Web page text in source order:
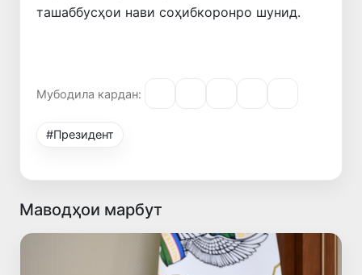
ташаббусҳои нави соҳибкоронро шунид.
Мубодила кардан:
#Президент
Маводҳои марбут